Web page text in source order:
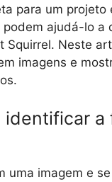
para um projeto
ajudá-lo
Squirrel. Neste
imagens e
identificar
uma imagem e